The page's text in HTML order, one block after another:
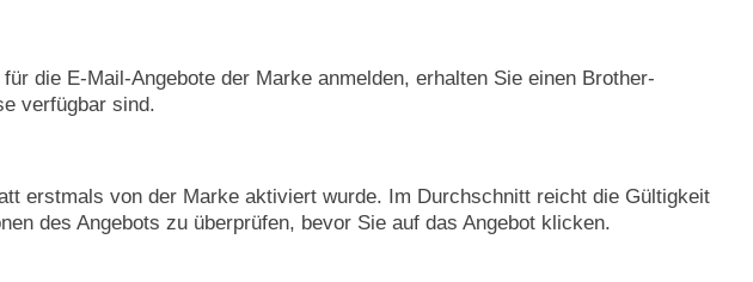
die E-Mail-Angebote der Marke anmelden, erhalten Sie einen Brother-
verfügbar sind.
erstmals von der Marke aktiviert wurde. Im Durchschnitt reicht die Gültigkeit
des Angebots zu überprüfen, bevor Sie auf das Angebot klicken.